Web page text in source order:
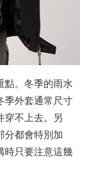
點。冬季的雨水
季外套通常尺寸
穿不上去。另
分都會特別加
時只要注意這幾